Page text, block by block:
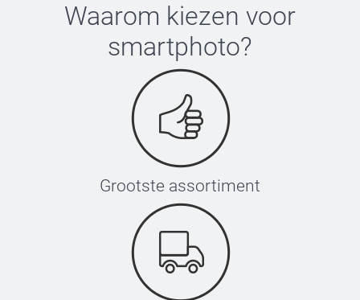
Waarom kiezen voor
smartphoto?
Grootste assortiment